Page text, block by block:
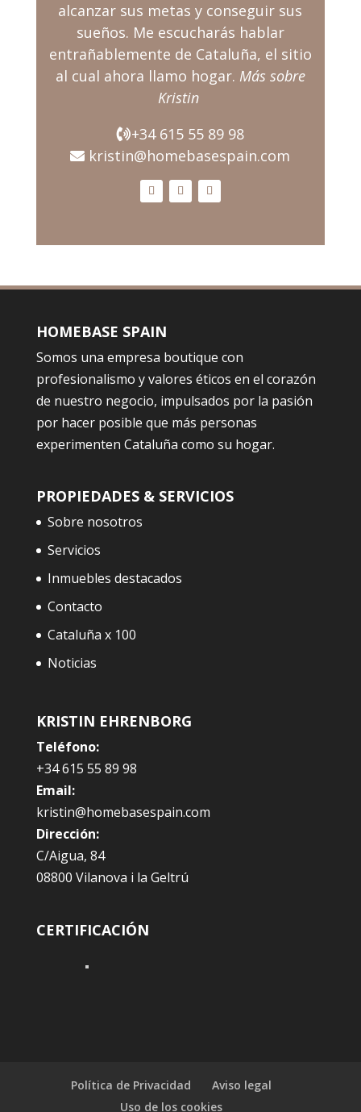
alcanzar sus metas y conseguir sus
sueños. Me escucharás hablar
entrañablemente de Cataluña, el sitio
al cual ahora llamo hogar. Más sobre
Kristin
+34 615 55 89 98
kristin@homebasespain.com
HOMEBASE SPAIN
Somos una empresa boutique con
profesionalismo y valores éticos en el corazón
de nuestro negocio, impulsados ​​por la pasión
por hacer posible que más personas
experimenten Cataluña como su hogar.
PROPIEDADES & SERVICIOS
Sobre nosotros
Servicios
Inmuebles destacados
Contacto
Cataluña x 100
Noticias
KRISTIN EHRENBORG
Teléfono:
+34 615 55 89 98
Email:
kristin@homebasespain.com
Dirección:
C/Aigua, 84
08800 Vilanova i la Geltrú
CERTIFICACIÓN
Política de Privacidad
Aviso legal
Uso de los cookies